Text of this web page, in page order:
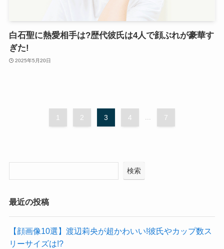
白石聖に熱愛相手は?歴代彼氏は4人で顔ぶれが豪華す
ぎた!
2025年5月20日
1 2 3 4 ... 7
検索
最近の投稿
【顔画像10選】渡辺莉央が超かわいい!彼氏やカップ数ス
リーサイズは!?